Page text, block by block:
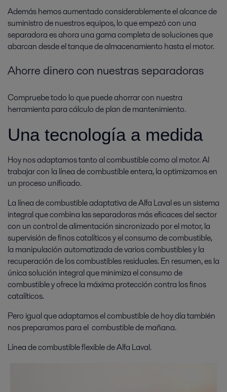
Además hemos aumentado considerablemente el alcance de
suministro de nuestros equipos, lo que empezó con una
separadora es ahora una gama completa de soluciones que
abarcan desde el tanque de almacenamiento hasta el motor.
Ahorre dinero con nuestras separadoras
Compruebe todo lo que puede ahorrar con nuestra
herramienta para cálculo de plan de mantenimiento.
Una tecnología a medida
Hoy nos adaptamos tanto al combustible como al motor. Al
trabajar con la línea de combustible entera, la optimizamos en
un proceso unificado.
La línea de combustible adaptativa de Alfa Laval es un sistema
integral que combina las separadoras más eficaces del sector
con un control de alimentación sincronizado por el motor, la
supervisión de finos catalíticos y el consumo de combustible,
la manipulación automatizada de varios combustibles y la
recuperación de los combustibles residuales. En resumen, es la
única solución integral que minimiza el consumo de
combustible y ofrece la máxima protección contra los finos
catalíticos.
Pero igual que adaptamos el combustible de hoy día también
nos preparamos para el combustible de mañana.
Línea de combustible flexible de Alfa Laval.